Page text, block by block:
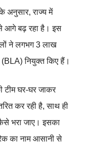
अनुसार, राज्य में
आगे बढ़ रहा है। इस
ने लगभग 3 लाख
नियुक्त किए हैं।
टीम घर-घर जाकर
कर रही है, साथ ही
भरा जाए। इसका
का नाम आसानी से